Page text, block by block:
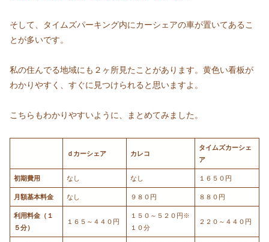
そして、タイムズパーキング内にカーシェアの車が置いてあるこ
とが多いです。
私の住んでる地域にも２ヶ所見たことがあります。黄色い看板が
わかりやすく、すぐに見つけられると思いますよ。
こちらもわかりやすいように、まとめてみました。
ｄカーシェア カレコ
タイムズカーシェ
ア
初期費用 なし なし １６５０円
月額基本料金 なし ９８０円 ８８０円
利用料金（１
５分）
１６５～４４０円
１５０～５２０円※
１０分
２２０～４４０円